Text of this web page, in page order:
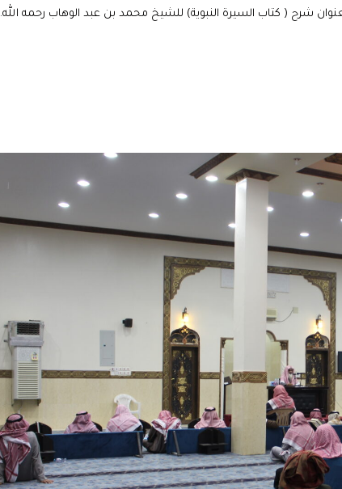
شرح ( كتاب السيرة النبوية) للشيخ محمد بن عبد الوهاب رحمه الله.